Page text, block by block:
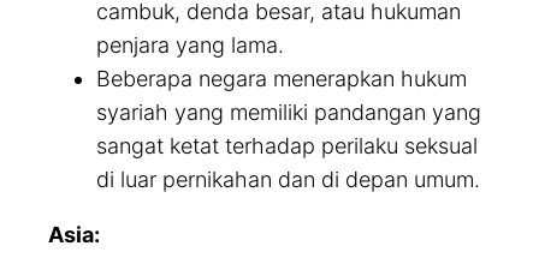
cambuk, denda besar, atau hukuman
penjara yang lama.
Beberapa negara menerapkan hukum
syariah yang memiliki pandangan yang
sangat ketat terhadap perilaku seksual
di luar pernikahan dan di depan umum.
Asia: